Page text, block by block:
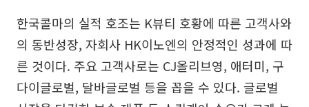
한국콜마의 실적 호조는 K뷰티 호황에 따른 고객사와
의 동반성장, 자회사 HK이노엔의 안정적인 성과에 따
른 것이다. 주요 고객사로는 CJ올리브영, 애터미, 구
다이글로벌, 달바글로벌 등을 꼽을 수 있다. 글로벌